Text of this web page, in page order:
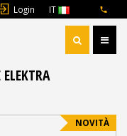
Login IT
NOVITÀ